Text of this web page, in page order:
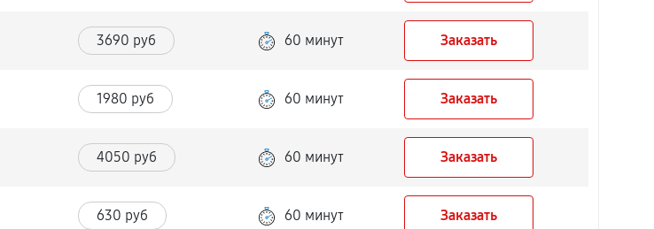
3690 руб 60 минут Заказать
1980 руб 60 минут Заказать
4050 руб 60 минут Заказать
630 руб 60 минут Заказать